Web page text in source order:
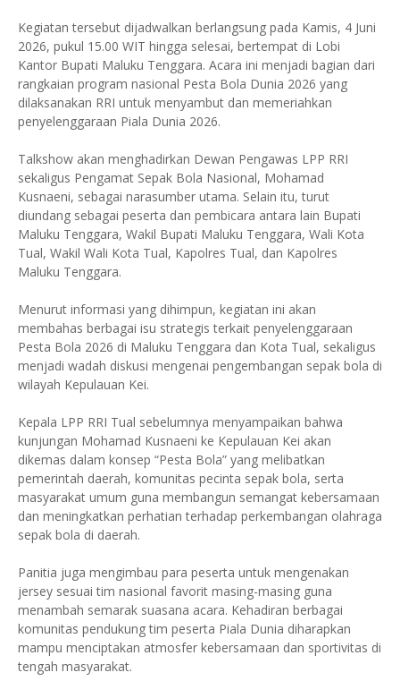
Kegiatan tersebut dijadwalkan berlangsung pada Kamis, 4 Juni
2026, pukul 15.00 WIT hingga selesai, bertempat di Lobi
Kantor Bupati Maluku Tenggara. Acara ini menjadi bagian dari
rangkaian program nasional Pesta Bola Dunia 2026 yang
dilaksanakan RRI untuk menyambut dan memeriahkan
penyelenggaraan Piala Dunia 2026.
Talkshow akan menghadirkan Dewan Pengawas LPP RRI
sekaligus Pengamat Sepak Bola Nasional, Mohamad
Kusnaeni, sebagai narasumber utama. Selain itu, turut
diundang sebagai peserta dan pembicara antara lain Bupati
Maluku Tenggara, Wakil Bupati Maluku Tenggara, Wali Kota
Tual, Wakil Wali Kota Tual, Kapolres Tual, dan Kapolres
Maluku Tenggara.
Menurut informasi yang dihimpun, kegiatan ini akan
membahas berbagai isu strategis terkait penyelenggaraan
Pesta Bola 2026 di Maluku Tenggara dan Kota Tual, sekaligus
menjadi wadah diskusi mengenai pengembangan sepak bola di
wilayah Kepulauan Kei.
Kepala LPP RRI Tual sebelumnya menyampaikan bahwa
kunjungan Mohamad Kusnaeni ke Kepulauan Kei akan
dikemas dalam konsep “Pesta Bola” yang melibatkan
pemerintah daerah, komunitas pecinta sepak bola, serta
masyarakat umum guna membangun semangat kebersamaan
dan meningkatkan perhatian terhadap perkembangan olahraga
sepak bola di daerah.
Panitia juga mengimbau para peserta untuk mengenakan
jersey sesuai tim nasional favorit masing-masing guna
menambah semarak suasana acara. Kehadiran berbagai
komunitas pendukung tim peserta Piala Dunia diharapkan
mampu menciptakan atmosfer kebersamaan dan sportivitas di
tengah masyarakat.